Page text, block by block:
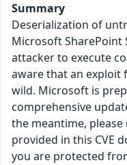
Summary
Deserialization of
Microsoft SharePoint
attacker to execute
aware that an exploit
wild. Microsoft is
comprehensive
the meantime,
provided in this CVE
you are protected